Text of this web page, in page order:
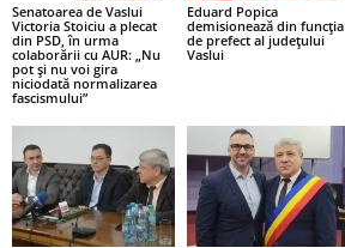
Senatoarea de Vaslui
Victoria Stoiciu a plecat
din PSD, în urma
colaborării cu AUR: „Nu
pot și nu voi gira
niciodată normalizarea
fascismului”
Eduard Popica
demisionează din funcția
de prefect al județului
Vaslui